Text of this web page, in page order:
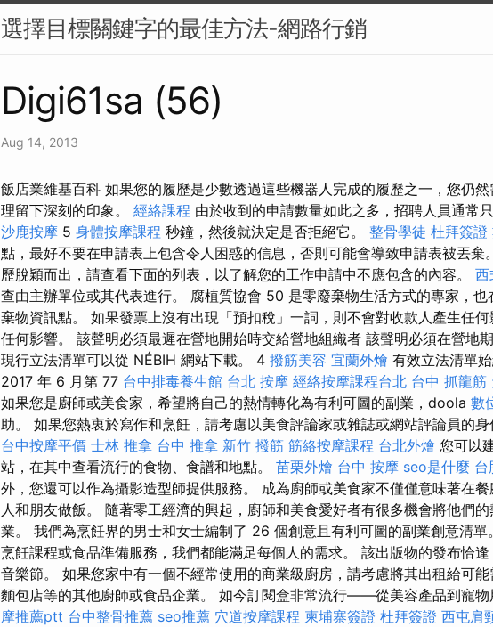
選擇目標關鍵字的最佳方法-網路行銷
Digi61sa (56)
Aug 14, 2013
飯店業維基百科 如果您的履歷是少數透過這些機器人完成的履歷之一，您仍
理留下深刻的印象。 經絡課程 由於收到的申請數量如此之多，招聘人員通常
沙鹿按摩 5 身體按摩課程 秒鐘，然後就決定是否拒絕它。 整骨學徒 杜拜簽證
點，最好不要在申請表上包含令人困惑的信息，否則可能會導致申請表被丟棄
歷脫穎而出，請查看下面的列表，以了解您的工作申請中不應包含的內容。 西
查由主辦單位或其代表進行。 腐植質協會 50 是零廢棄物生活方式的專家，
棄物資訊點。 如果發票上沒有出現「預扣稅」一詞，則不會對收款人產生任
任何影響。 該聲明必須最遲在營地開始時交給營地組織者 該聲明必須在營地
現行立法清單可以從 NÉBIH 網站下載。 4 撥筋美容 宜蘭外燴 有效立法清單
2017 年 6 月第 77 台中排毒養生館 台北 按摩 經絡按摩課程台北 台中 抓龍筋
如果您是廚師或美食家，希望將自己的熱情轉化為有利可圖的副業，doola 數
助。 如果您熱衷於寫作和烹飪，請考慮以美食評論家或雜誌或網站評論員的身
台中按摩平價 士林 推拿 台中 推拿 新竹 撥筋 筋絡按摩課程 台北外燴 您可以
站，在其中查看流行的食物、食譜和地點。 苗栗外燴 台中 按摩 seo是什麼 台
外，您還可以作為攝影造型師提供服務。 成為廚師或美食家不僅僅意味著在
人和朋友做飯。 隨著零工經濟的興起，廚師和美食愛好者有很多機會將他們
業。 我們為烹飪界的男士和女士編制了 26 個創意且有利可圖的副業創意清
烹飪課程或食品準備服務，我們都能滿足每個人的需求。 該出版物的發布恰
音樂節。 如果您家中有一個不經常使用的商業級廚房，請考慮將其出租給可能
麵包店等的其他廚師或食品企業。 如今訂閱盒非常流行——從美容產品到寵
摩推薦ptt 台中整骨推薦 seo推薦 穴道按摩課程 柬埔寨簽證 杜拜簽證 西屯肩